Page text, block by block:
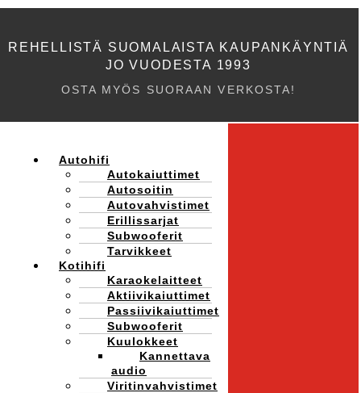
REHELLISTÄ SUOMALAISTA KAUPANKÄYNTIÄ
JO VUODESTA 1993
OSTA MYÖS SUORAAN VERKOSTA!
Autohifi
Autokaiuttimet
Autosoitin
Autovahvistimet
Erillissarjat
Subwooferit
Tarvikkeet
Kotihifi
Karaokelaitteet
Aktiivikaiuttimet
Passiivikaiuttimet
Subwooferit
Kuulokkeet
Kannettava
audio
Viritinvahvistimet